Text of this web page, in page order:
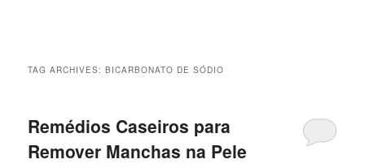
TAG ARCHIVES:BICARBONATO DE SÓDIO
Remédios Caseiros para
Remover Manchas na Pele